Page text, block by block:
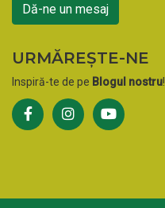
Dă-ne un mesaj
URMĂREȘTE-NE
Inspiră-te de pe Blogul nostru!